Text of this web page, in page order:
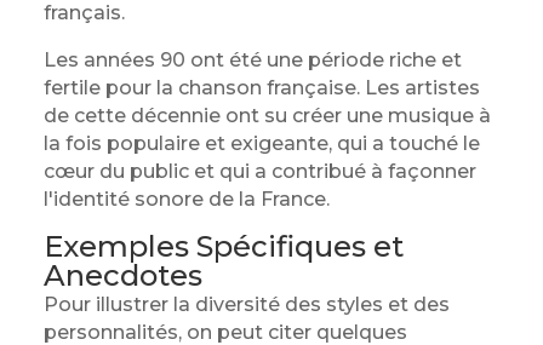
français.
Les années 90 ont été une période riche et
fertile pour la chanson française. Les artistes
de cette décennie ont su créer une musique à
la fois populaire et exigeante, qui a touché le
cœur du public et qui a contribué à façonner
l'identité sonore de la France.
Exemples Spécifiques et
Anecdotes
Pour illustrer la diversité des styles et des
personnalités, on peut citer quelques